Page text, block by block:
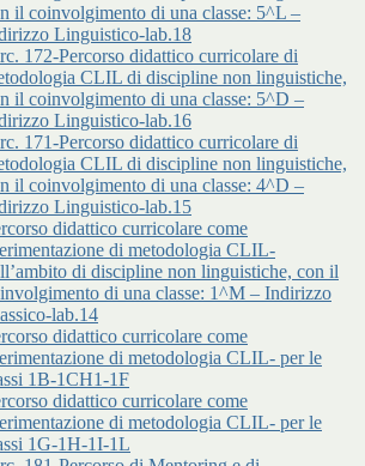
il coinvolgimento di una classe: 5^L –
Linguistico-lab.18
172-Percorso didattico curricolare di
CLIL di discipline non linguistiche,
il coinvolgimento di una classe: 5^D –
Linguistico-lab.16
171-Percorso didattico curricolare di
CLIL di discipline non linguistiche,
il coinvolgimento di una classe: 4^D –
Linguistico-lab.15
didattico curricolare come
di metodologia CLIL-
di discipline non linguistiche, con il
di una classe: 1^M – Indirizzo
lab.14
didattico curricolare come
di metodologia CLIL- per le
1B-1CH1-1F
didattico curricolare come
di metodologia CLIL- per le
1G-1H-1I-1L